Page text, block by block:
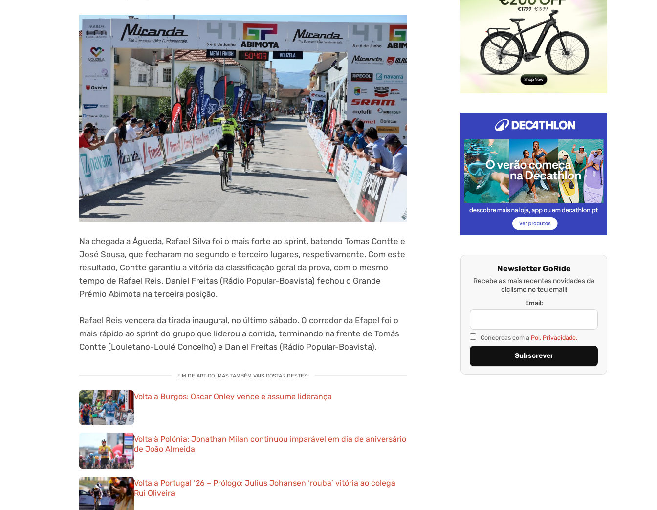
Na chegada a Águeda, Rafael Silva foi o mais forte ao sprint, batendo Tomas Contte e
José Sousa, que fecharam no segundo e terceiro lugares, respetivamente. Com este
resultado, Contte garantiu a vitória da classificação geral da prova, com o mesmo
tempo de Rafael Reis. Daniel Freitas (Rádio Popular-Boavista) fechou o Grande
Prémio Abimota na terceira posição.
Rafael Reis vencera da tirada inaugural, no último sábado. O corredor da Efapel foi o
mais rápido ao sprint do grupo que liderou a corrida, terminando na frente de Tomás
Contte (Louletano-Loulé Concelho) e Daniel Freitas (Rádio Popular-Boavista).
FIM DE ARTIGO. MAS TAMBÉM VAIS GOSTAR DESTES:
Volta a Burgos: Oscar Onley vence e assume liderança
Volta à Polónia: Jonathan Milan continuou imparável em dia de aniversário
de João Almeida
Volta a Portugal ’26 – Prólogo: Julius Johansen ‘rouba’ vitória ao colega
Rui Oliveira
Newsletter GoRide
Recebe as mais recentes novidades de
ciclismo no teu email!
Email:
Concordas com a Pol. Privacidade.